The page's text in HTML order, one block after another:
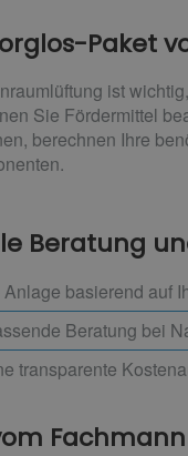
Paket
ist
Sie Fördermittel
berechnen Ihre
Beratung
basierend auf
Beratung bei
transparente
Fachmann